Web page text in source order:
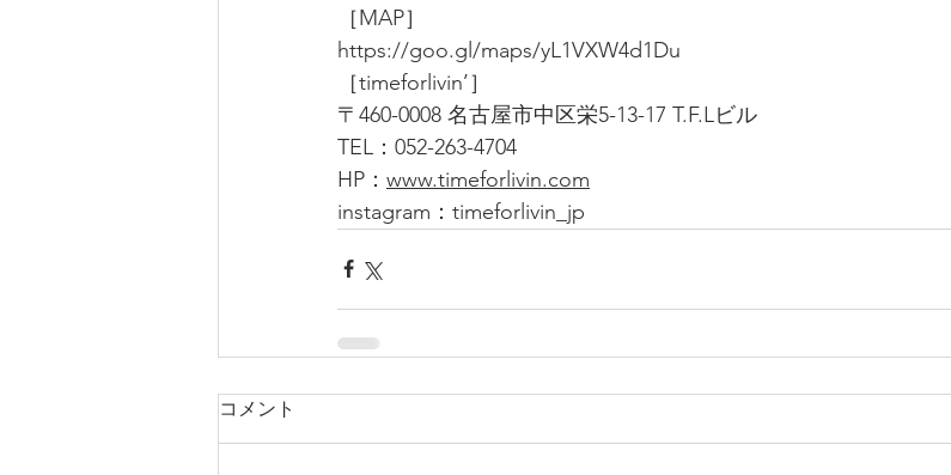
［MAP］
https://goo.gl/maps/yL1VXW4d1Du
［timeforlivin’］
〒460-0008 名古屋市中区栄5-13-17 T.F.Lビル
TEL：052-263-4704
HP： www.timeforlivin.com
instagram：timeforlivin_jp
コメント